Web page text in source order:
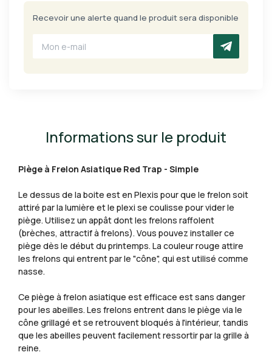
Recevoir une alerte quand le produit sera disponible
Informations sur le produit
Piège à Frelon Asiatique Red Trap - Simple
Le dessus de la boite est en Plexis pour que le frelon soit
attiré par la lumière et le plexi se coulisse pour vider le
piège. Utilisez un appât dont les frelons raffolent
(brèches, attractif à frelons). Vous pouvez installer ce
piège dès le début du printemps. La couleur rouge attire
les frelons qui entrent par le "cône", qui est utilisé comme
nasse.
Ce piège à frelon asiatique est efficace est sans danger
pour les abeilles. Les frelons entrent dans le piège via le
cône grillagé et se retrouvent bloqués à l'intérieur, tandis
que les abeilles peuvent facilement ressortir par la grille à
reine.